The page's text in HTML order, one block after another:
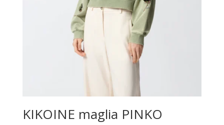
KIKOINE maglia PINKO